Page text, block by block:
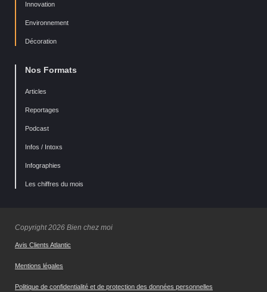
Innovation
Environnement
Décoration
Nos Formats
Articles
Reportages
Podcast
Infos / Intoxs
Infographies
Les chiffres du mois
Copyright 2026 Bien chez moi
Avis Clients Atlantic
Mentions légales
Politique de confidentialité et de protection des données personnelles